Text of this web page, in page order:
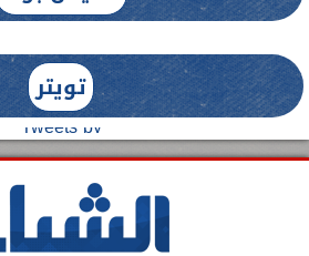
تويتر
Tweets by